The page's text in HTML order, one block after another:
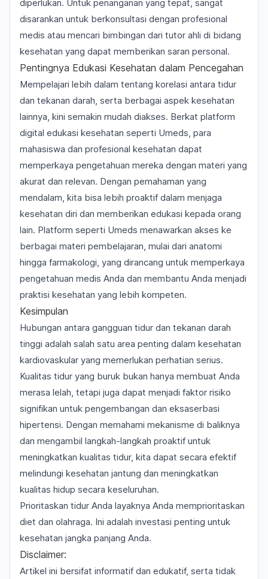
diperlukan. Untuk penanganan yang tepat, sangat
disarankan untuk berkonsultasi dengan profesional
medis atau mencari bimbingan dari tutor ahli di bidang
kesehatan yang dapat memberikan saran personal.
Pentingnya Edukasi Kesehatan dalam Pencegahan
Mempelajari lebih dalam tentang korelasi antara tidur
dan tekanan darah, serta berbagai aspek kesehatan
lainnya, kini semakin mudah diakses. Berkat platform
digital edukasi kesehatan seperti Umeds, para
mahasiswa dan profesional kesehatan dapat
memperkaya pengetahuan mereka dengan materi yang
akurat dan relevan. Dengan pemahaman yang
mendalam, kita bisa lebih proaktif dalam menjaga
kesehatan diri dan memberikan edukasi kepada orang
lain. Platform seperti Umeds menawarkan akses ke
berbagai materi pembelajaran, mulai dari anatomi
hingga farmakologi, yang dirancang untuk memperkaya
pengetahuan medis Anda dan membantu Anda menjadi
praktisi kesehatan yang lebih kompeten.
Kesimpulan
Hubungan antara gangguan tidur dan tekanan darah
tinggi adalah salah satu area penting dalam kesehatan
kardiovaskular yang memerlukan perhatian serius.
Kualitas tidur yang buruk bukan hanya membuat Anda
merasa lelah, tetapi juga dapat menjadi faktor risiko
signifikan untuk pengembangan dan eksaserbasi
hipertensi. Dengan memahami mekanisme di baliknya
dan mengambil langkah-langkah proaktif untuk
meningkatkan kualitas tidur, kita dapat secara efektif
melindungi kesehatan jantung dan meningkatkan
kualitas hidup secara keseluruhan.
Prioritaskan tidur Anda layaknya Anda memprioritaskan
diet dan olahraga. Ini adalah investasi penting untuk
kesehatan jangka panjang Anda.
Disclaimer:
Artikel ini bersifat informatif dan edukatif, serta tidak